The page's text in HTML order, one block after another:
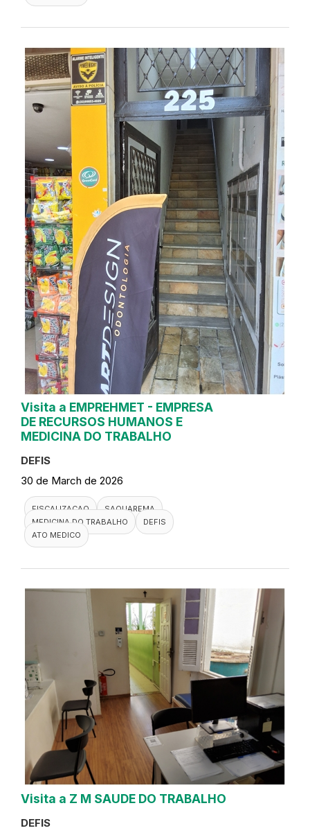
Visita a EMPREHMET - EMPRESA
DE RECURSOS HUMANOS E
MEDICINA DO TRABALHO
DEFIS
30 de March de 2026
FISCALIZACAO
SAQUAREMA
MEDICINA DO TRABALHO
DEFIS
ATO MEDICO
Visita a Z M SAUDE DO TRABALHO
DEFIS